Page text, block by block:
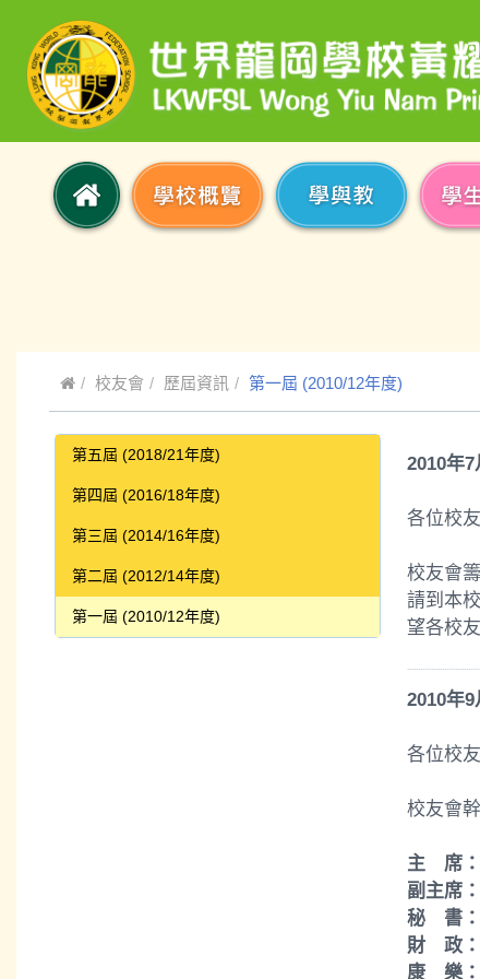
校友會 歷屆資訊 第一屆 (2010/12年度)
第五屆 (2018/21年度)
第四屆 (2016/18年度)
第三屆 (2014/16年度)
第二屆 (2012/14年度)
第一屆 (2010/12年度)
2010年7
各位校
校友會
請到本
望各校
2010年9
各位校友
校友會
主 席：
副主席：
秘 書：
財 政：
康 樂：